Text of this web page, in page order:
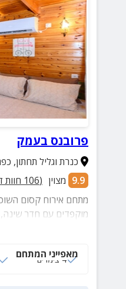
פרובנס בעמק
כנרת וגליל תחתון,
9.9 מצוין (
106 חוות
מוקפדים עם חדר שינה,
מטבח מאובזר, חדר
מאפייני המתחם
4 צימרים